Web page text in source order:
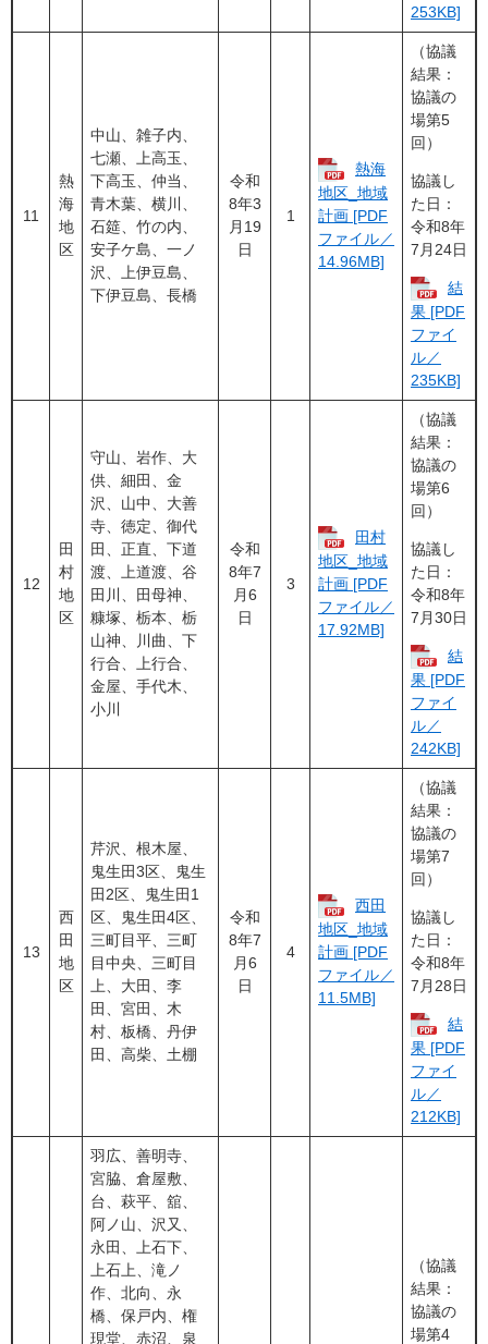
253KB]
11
熱
海
地
区
中山、雑子内、
七瀬、上高玉、
下高玉、仲当、
青木葉、横川、
石筵、竹の内、
安子ケ島、一ノ
沢、上伊豆島、
下伊豆島、長橋
令和
8年3
月19
日
1
熱海
地区_地域
計画 [PDF
ファイル／
14.96MB]
（協議
結果：
協議の
場第5
回）
協議し
た日：
令和8年
7月24日
結
果 [PDF
ファイ
ル／
235KB]
12
田
村
地
区
守山、岩作、大
供、細田、金
沢、山中、大善
寺、徳定、御代
田、正直、下道
渡、上道渡、谷
田川、田母神、
糠塚、栃本、栃
山神、川曲、下
行合、上行合、
金屋、手代木、
小川
令和
8年7
月6
日
3
田村
地区_地域
計画 [PDF
ファイル／
17.92MB]
（協議
結果：
協議の
場第6
回）
協議し
た日：
令和8年
7月30日
結
果 [PDF
ファイ
ル／
242KB]
13
西
田
地
区
芹沢、根木屋、
鬼生田3区、鬼生
田2区、鬼生田1
区、鬼生田4区、
三町目平、三町
目中央、三町目
上、大田、李
田、宮田、木
村、板橋、丹伊
田、高柴、土棚
令和
8年7
月6
日
4
西田
地区_地域
計画 [PDF
ファイル／
11.5MB]
（協議
結果：
協議の
場第7
回）
協議し
た日：
令和8年
7月28日
結
果 [PDF
ファイ
ル／
212KB]
羽広、善明寺、
宮脇、倉屋敷、
台、萩平、舘、
阿ノ山、沢又、
永田、上石下、
上石上、滝ノ
作、北向、永
橋、保戸内、権
現堂、赤沼、泉
（協議
結果：
協議の
場第4